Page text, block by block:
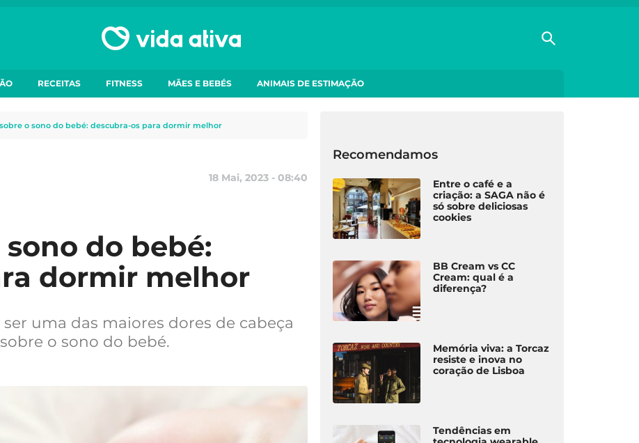
RECEITAS FITNESS MÃES E BEBÉS ANIMAIS DE ESTIMAÇÃO
o sono do bebé: descubra-os para dormir melhor
18 Mai, 2023 - 08:40
do bebé:
dormir melhor
uma das maiores dores de cabeça
o sono do bebé.
Recomendamos
Entre o café e a
criação: a SAGA não é
só sobre deliciosas
cookies
BB Cream vs CC
Cream: qual é a
diferença?
Memória viva: a Torcaz
resiste e inova no
coração de Lisboa
Tendências em